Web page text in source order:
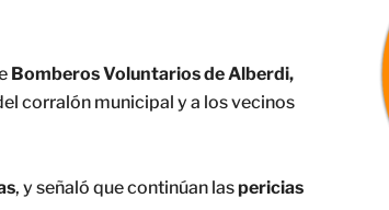
Bomberos Voluntarios de Alberdi,
corralón municipal y a los vecinos
, y señaló que continúan laspericias